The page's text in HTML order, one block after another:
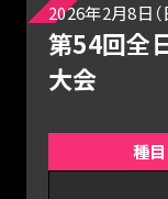
2026年2月8日（
第54回全
大会
種目